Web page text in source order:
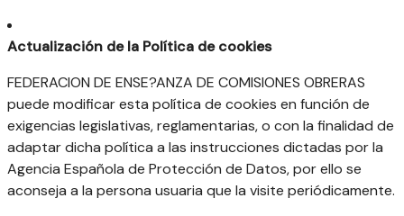
Actualización de la Política de cookies
FEDERACION DE ENSE?ANZA DE COMISIONES OBRERAS
puede modificar esta política de cookies en función de
exigencias legislativas, reglamentarias, o con la finalidad de
adaptar dicha política a las instrucciones dictadas por la
Agencia Española de Protección de Datos, por ello se
aconseja a la persona usuaria que la visite periódicamente.